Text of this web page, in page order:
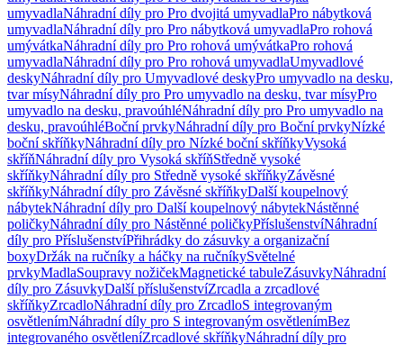
umyvadlaNáhradní díly pro Pro dvojitá umyvadlaPro nábytková
umyvadlaNáhradní díly pro Pro nábytková umyvadlaPro rohová
umývátkaNáhradní díly pro Pro rohová umývátkaPro rohová
umyvadlaNáhradní díly pro Pro rohová umyvadlaUmyvadlové
deskyNáhradní díly pro Umyvadlové deskyPro umyvadlo na desku,
tvar mísyNáhradní díly pro Pro umyvadlo na desku, tvar mísyPro
umyvadlo na desku, pravoúhléNáhradní díly pro Pro umyvadlo na
desku, pravoúhléBoční prvkyNáhradní díly pro Boční prvkyNízké
boční skříňkyNáhradní díly pro Nízké boční skříňkyVysoká
skříňNáhradní díly pro Vysoká skříňStředně vysoké
skříňkyNáhradní díly pro Středně vysoké skříňkyZávěsné
skříňkyNáhradní díly pro Závěsné skříňkyDalší koupelnový
nábytekNáhradní díly pro Další koupelnový nábytekNástěnné
poličkyNáhradní díly pro Nástěnné poličkyPříslušenstvíNáhradní
díly pro PříslušenstvíPřihrádky do zásuvky a organizační
boxyDržák na ručníky a háčky na ručníkySvětelné
prvkyMadlaSoupravy nožičekMagnetické tabuleZásuvkyNáhradní
díly pro ZásuvkyDalší příslušenstvíZrcadla a zrcadlové
skříňkyZrcadloNáhradní díly pro ZrcadloS integrovaným
osvětlenímNáhradní díly pro S integrovaným osvětlenímBez
integrovaného osvětleníZrcadlové skříňkyNáhradní díly pro